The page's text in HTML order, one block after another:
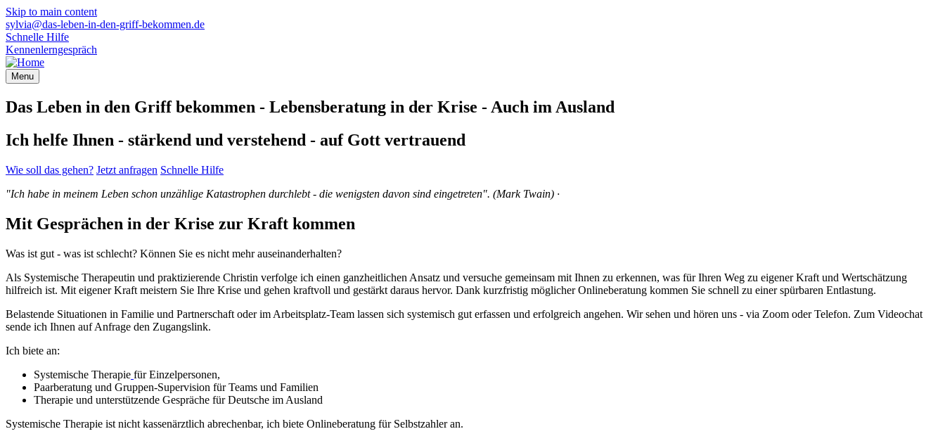
Skip to main content
sylvia@das-leben-in-den-griff-bekommen.de
Schnelle Hilfe
Kennenlerngespräch
Menu
Das Leben in den Griff bekommen - Lebensberatung in der Krise - Auch im Ausland
Ich helfe Ihnen - stärkend und verstehend - auf Gott vertrauend
Wie soll das gehen? Jetzt anfragen Schnelle Hilfe
"Ich habe in meinem Leben schon unzählige Katastrophen durchlebt - die wenigsten davon sind eingetreten". (Mark Twain) ·
Mit Gesprächen in der Krise zur Kraft kommen
Was ist gut - was ist schlecht? Können Sie es nicht mehr auseinanderhalten?
Als Systemische Therapeutin und praktizierende Christin verfolge ich einen ganzheitlichen Ansatz und versuche gemeinsam mit Ihnen zu erkennen, was für Ihren Weg zu eigener Kraft und Wertschätzung
hilfreich ist. Mit eigener Kraft meistern Sie Ihre Krise und gehen kraftvoll und gestärkt daraus hervor. Dank kurzfristig möglicher Onlineberatung kommen Sie schnell zu einer spürbaren Entlastung.
Belastende Situationen in Familie und Partnerschaft oder im Arbeitsplatz-Team lassen sich systemisch gut erfassen und erfolgreich angehen. Wir sehen und hören uns - via Zoom oder Telefon. Zum Videochat
sende ich Ihnen auf Anfrage den Zugangslink.
Ich biete an:
Systemische Therapie für Einzelpersonen,
Paarberatung und Gruppen-Supervision für Teams und Familien
Therapie und unterstützende Gespräche für Deutsche im Ausland
Systemische Therapie ist nicht kassenärztlich abrechenbar, ich biete Onlineberatung für Selbstzahler an.